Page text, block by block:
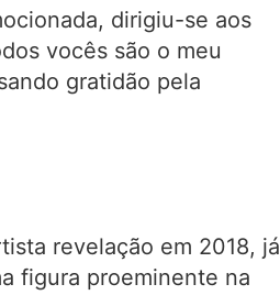
dirigiu-se aos
vocês são o meu
gratidão pela
revelação em 2018, já
figura proeminente na